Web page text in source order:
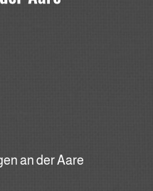
an der Aare